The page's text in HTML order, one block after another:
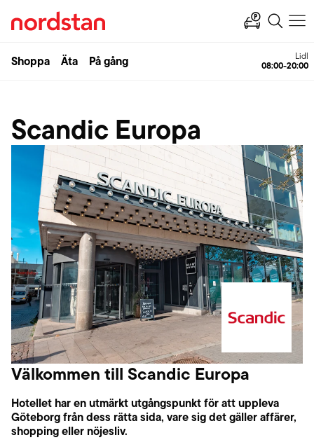
Shoppa Äta På gång Lidl
08:00-20:00
Scandic Europa
Välkommen till Scandic Europa
Hotellet har en utmärkt utgångspunkt för att uppleva
Göteborg från dess rätta sida, vare sig det gäller affärer,
shopping eller nöjesliv.